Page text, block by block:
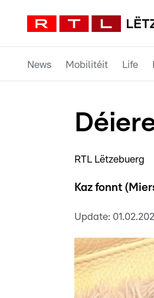
News Mobilitéit Life
RTL Lëtzebuerg
Kaz fonnt
Update: